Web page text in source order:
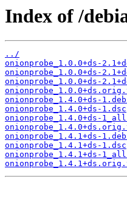
Index of /
../
onionprobe_1.0.0+ds-
onionprobe_1.0.0+ds-
onionprobe_1.0.0+ds-
onionprobe_1.4.0+ds-
onionprobe_1.4.0+ds-1.dsc
onionprobe_1.4.0+ds-
onionprobe_1.4.1+ds-
onionprobe_1.4.1+ds-1.dsc
onionprobe_1.4.1+ds-